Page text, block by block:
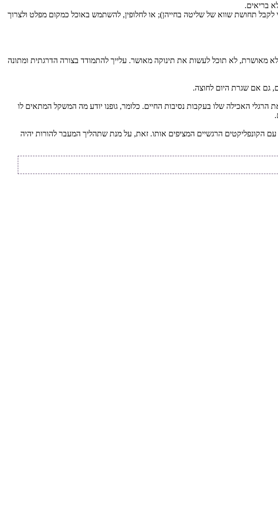
בריאים.
לקבל תחושת שווא של שליטה בחייהן); או לחלופין, להשתמש באוכל כמקום מפלט ולצרוך
לא תוכל לעשות את תינוקה מאושר. עלייך להתמודד בצורה הדרגתית ומתונה
גם אם שגרת היום לחוצה.
כל 3 שעות לערך, אך עם התבגרותו הוא משנה את הרגלי האכילה שלו בעקבות נסיבות החיים. כלומר, גופנו יודע מה המשקל המתאים לו
הקונפליקטים הרגשיים המציפים אותו. זאת, על מנת שתהליך המעבר להורות יהיה